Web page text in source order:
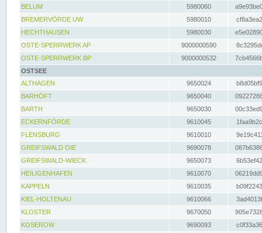
BELUM
5980060
BREMERVÖRDE UW
5980010
HECHTHAUSEN
5980030
OSTE-SPERRWERK AP
9000000590
OSTE-SPERRWERK BP
9000000532
OSTSEE
ALTHAGEN
9650024
BARHÖFT
9650040
BARTH
9650030
ECKERNFÖRDE
9610045
FLENSBURG
9610010
GREIFSWALD OIE
9690078
GREIFSWALD-WIECK
9650073
HEILIGENHAFEN
9610070
KAPPELN
9610035
KIEL-HOLTENAU
9610066
KLOSTER
9670050
KOSEROW
9690093